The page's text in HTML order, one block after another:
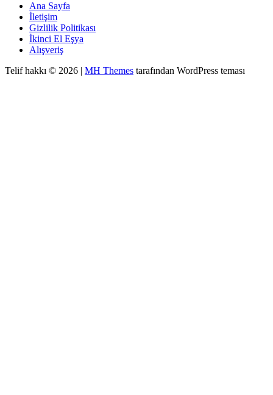
Ana Sayfa
İletişim
Gizlilik Politikası
İkinci El Eşya
Alışveriş
Telif hakkı © 2026 | MH Themes tarafından WordPress teması